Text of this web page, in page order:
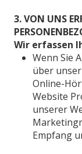
3. VON UNS
Wir erfassen
Wenn Sie
über
Online-
Website
unserer
Empfang